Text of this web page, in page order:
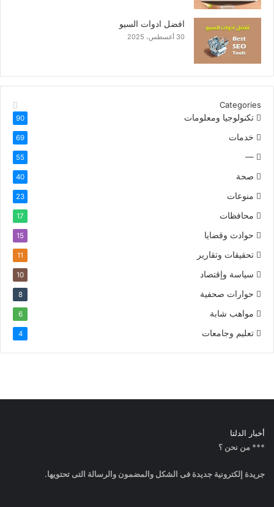
افضل ادوات السيو
30 أغسطس، 2025
Categories
تكنولوجيا ومعلومات
90
خدمات 69
—
55
صحة 40
منوعات 23
محافظات 17
حوادث وقضايا 15
تحقيقات وتقارير 11
سياسة وإقتصاد 10
حوارات صحفية 8
مواهب شابة 6
تعليم وجامعات 4
أخبار الدلتا
*** من نحن ؟
جريدة إلكترونية جديدة فى الشكل والمضمون والرسالة التى تحتويها.